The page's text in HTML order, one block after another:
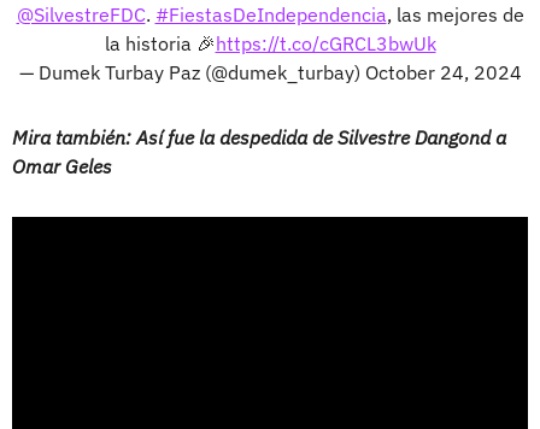
@SilvestreFDC. #FiestasDeIndependencia, las mejores de
la historia 🎉https://t.co/cGRCL3bwUk
— Dumek Turbay Paz (@dumek_turbay) October 24, 2024
Mira también: Así fue la despedida de Silvestre Dangond a
Omar Geles